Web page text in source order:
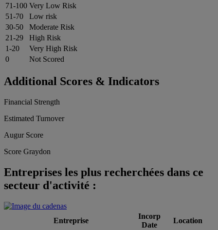
71-100 Very Low Risk
51-70
Low risk
30-50
Moderate Risk
21-29
High Risk
1-20
Very High Risk
0
Not Scored
Additional Scores & Indicators
Financial Strength
Estimated Turnover
Augur Score
Score Graydon
Entreprises les plus recherchées dans ce
secteur d'activité :
Entreprise
Incorp
Date
Location